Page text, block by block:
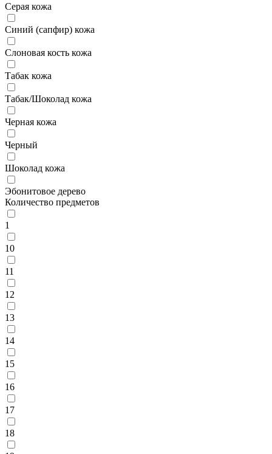
Серая кожа
Синий (сапфир) кожа
Слоновая кость кожа
Табак кожа
Табак/Шоколад кожа
Черная кожа
Черный
Шоколад кожа
Эбонитовое дерево
Количество предметов
1
10
11
12
13
14
15
16
17
18